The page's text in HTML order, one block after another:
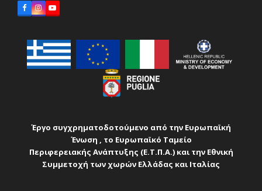
Facebook
Instagram
YouTube
Έργο συγχρηματοδοτούμενο από την Ευρωπαϊκή
Ένωση , το Ευρωπαϊκό Ταμείο
Περιφερειακής Ανάπτυξης (Ε.Τ.Π.Α.) και την Εθνική
Συµµετοχή των χωρών Ελλάδας και Ιταλίας